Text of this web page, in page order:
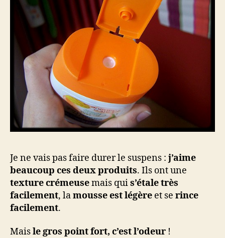
Je ne vais pas faire durer le suspens : j’aime
beaucoup ces deux produits. Ils ont une
texture crémeusemais quis’étale très
facilement, lamousse est légère et se rince
facilement.
Maisle gros point fort, c’est l’odeur !